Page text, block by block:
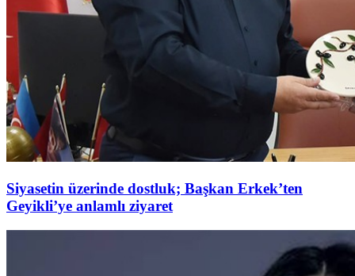
Siyasetin üzerinde dostluk; Başkan Erkek’ten
Geyikli’ye anlamlı ziyaret